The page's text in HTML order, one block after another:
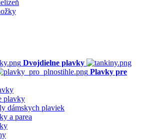
Dvojdielne plavky
Plavky pre
plavky
dámskych plaviek
a parea